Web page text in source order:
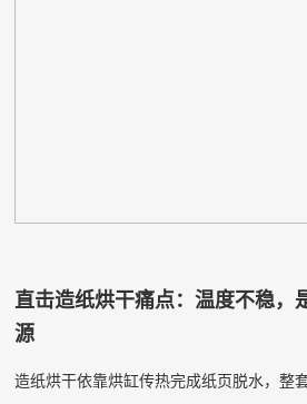
直击造纸烘干痛点：温度不稳，
源
造纸烘干依靠烘缸传热完成纸页脱水，整